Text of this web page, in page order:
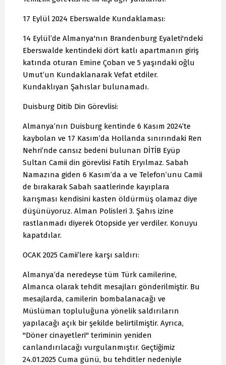
17 Eylül 2024 Eberswalde Kundaklaması:
14 Eylül’de Almanya'nın Brandenburg Eyaleti'ndeki
Eberswalde kentindeki dört katlı apartmanın giriş
katında oturan Emine Çoban ve 5 yaşındaki oğlu
Umut’un Kundaklanarak Vefat etdiler.
Kundaklıyan Şahıslar bulunamadı.
Duisburg Ditib Din Görevlisi:
Almanya’nın Duisburg kentinde 6 Kasım 2024’te
kaybolan ve 17 Kasım’da Hollanda sınırındaki Ren
Nehri’nde cansız bedeni bulunan DİTİB Eyüp
Sultan Camii din görevlisi Fatih Eryılmaz. Sabah
Namazına giden 6 Kasım’da a ve Telefon’unu Camii
de bırakarak Sabah saatlerinde kayıplara
karışması kendisini kasten öldürmüş olamaz diye
düşünüyoruz. Alman Polisleri 3. Şahıs izine
rastlanmadı diyerek Otopside yer verdiler. Konuyu
kapatdılar.
OCAK 2025 Camii’lere karşı saldırı:
Almanya’da neredeyse tüm Türk camilerine,
Almanca olarak tehdit mesajları gönderilmiştir. Bu
mesajlarda, camilerin bombalanacağı ve
Müslüman topluluğuna yönelik saldırıların
yapılacağı açık bir şekilde belirtilmiştir. Ayrıca,
"Döner cinayetleri" teriminin yeniden
canlandırılacağı vurgulanmıştır. Geçtiğimiz
24.01.2025 Cuma günü, bu tehditler nedeniyle